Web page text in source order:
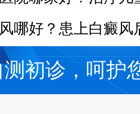
哪好？患上白癜风
测初诊，呵护